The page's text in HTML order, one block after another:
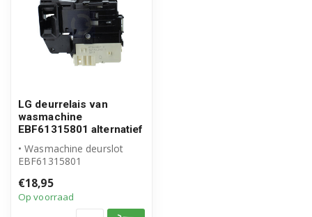
F1069FD3PS
F1069FD4P
F1069FD7P
F10U2QDN0
F10U2QDN1
LG deurrelais van
wasmachine
EBF61315801 alternatief
• Wasmachine deurslot
EBF61315801
• Hoogwaardig alternatie...
€18,95
Op voorraad